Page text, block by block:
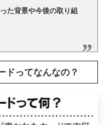
た背景や今後の取り組
ドってなんなの？